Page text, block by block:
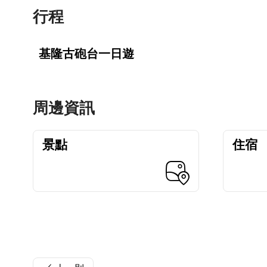
行程
基隆古砲台一日遊
周邊資訊
景點 住宿